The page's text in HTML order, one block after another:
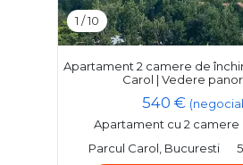
1 /10
Apartament 2 camere de
Carol | Vedere
540 €
Apartament cu 2 camere
Parcul Carol, Bucuresti